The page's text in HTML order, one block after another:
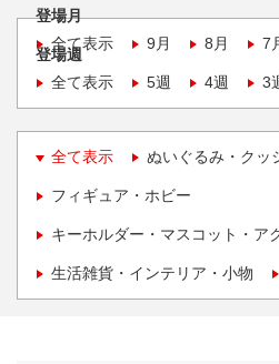
登場月
全て表示
9月 8月 7
登場週
全て表示
5週 4週 3
全て表示 ぬいぐるみ・クッ
フィギュア・ホビー
キーホルダー・マスコット・ア
生活雑貨・インテリア・小物